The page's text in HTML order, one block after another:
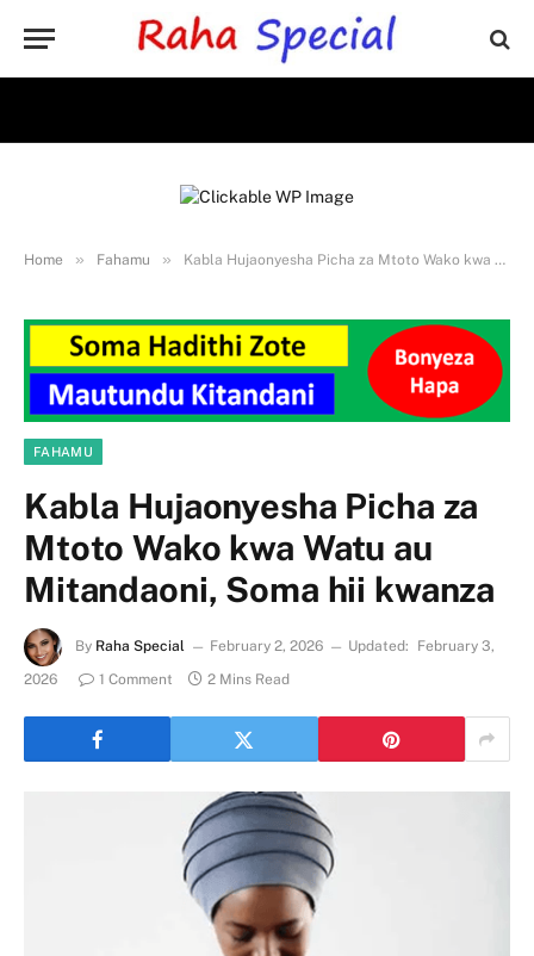
Home » Fahamu » Kabla Hujaonyesha Picha za Mtoto Wako kwa Watu au Mitandaoni, Soma hii kwanza
FAHAMU
Kabla Hujaonyesha Picha za
Mtoto Wako kwa Watu au
Mitandaoni, Soma hii kwanza
By Raha Special February 2, 2026 Updated:
February 3,
2026
1 Comment 2 Mins Read